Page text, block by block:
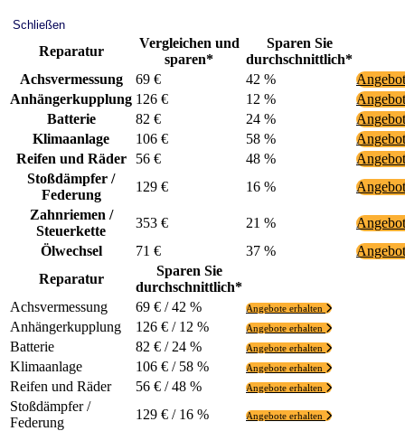
Schließen
Reparatur
Vergleichen und
sparen*
Sparen Sie
durchschnittlich*
Achsvermessung
69 € 42 %
Anhängerkupplung 126 € 12 %
Batterie
82 € 24 %
Klimaanlage
106 € 58 %
Reifen und Räder
56 € 48 %
Stoßdämpfer /
Federung
129 € 16 %
Zahnriemen /
Steuerkette
353 € 21 %
Ölwechsel
71 € 37 %
Reparatur
Sparen Sie
durchschnittlich*
Achsvermessung
69 € / 42 % Angebote erhalten
Anhängerkupplung 126 € / 12 % Angebote erhalten
Batterie 82 € / 24 % Angebote erhalten
Klimaanlage 106 € / 58 % Angebote erhalten
Reifen und Räder 56 € / 48 % Angebote erhalten
Stoßdämpfer /
Federung
129 € / 16 % Angebote erhalten